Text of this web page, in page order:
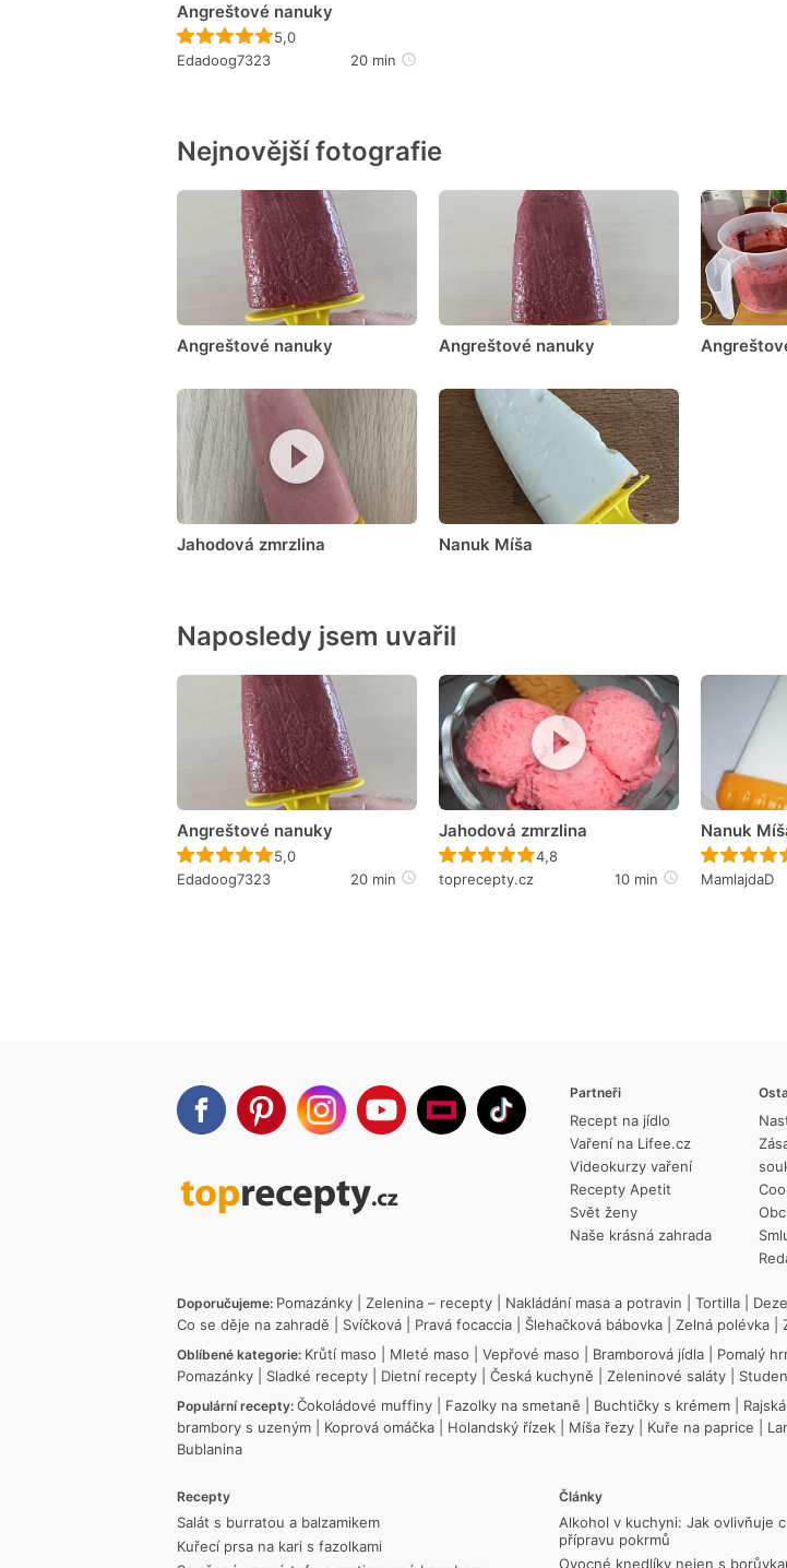
Angreštové nanuky
Recept ještě nebyl hodnocen
5,0
Edadoog7323
20 min
Nejnovější fotografie
Angreštové nanuky Angreštové nanuky
Jahodová zmrzlina Nanuk Míša
Naposledy jsem uvařil
Angreštové nanuky
Recept ještě nebyl hodnocen
5,0
Edadoog7323
20 min
Jahodová zmrzlina
Recept ještě nebyl hodnocen
4,8
toprecepty.cz
10 min
Nanuk
MamlajdaD
Partneři
Recept na jídlo
Vaření na Lifee.cz
Videokurzy vaření
Recepty Apetit
Svět ženy
Naše krásná zahrada
Doporučujeme: Pomazánky Zelenina – recepty Nakládání masa a potravin Tortilla
Co se děje na zahradě
Svíčková Pravá focaccia Šlehačková bábovka Zelná polévka
Oblíbené kategorie: Krůtí maso Mleté maso Vepřové maso Bramborová jídla Pomalý
Pomazánky
Sladké recepty Dietní recepty Česká kuchyně Zeleninové saláty
Populární recepty: Čokoládové muffiny Fazolky na smetaně Buchtičky s krémem
brambory s uzeným
Koprová omáčka Holandský řízek Míša řezy Kuře na paprice
Bublanina
Recepty
Salát s burratou a balzamikem
Kuřecí prsa na kari s fazolkami
Články
Alkohol v kuchyni: Jak ovlivňuje
přípravu pokrmů
Ovocné knedlíky nejen s